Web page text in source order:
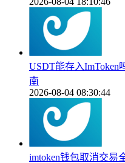
USDT能存入ImToken
南
2026-08-04 08:30:44
imtoken钱包取消交易